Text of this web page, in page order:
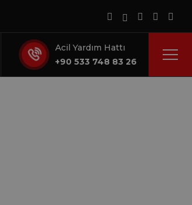
Acil Yardım Hattı
+90 533 748 83 26